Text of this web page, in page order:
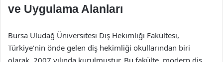
ve Uygulama Alanları
Bursa Uludağ Üniversitesi Diş Hekimliği Fakültesi,
Türkiye’nin önde gelen diş hekimliği okullarından biri
olarak, 2007 yılında kurulmuştur. Bu fakülte, modern diş